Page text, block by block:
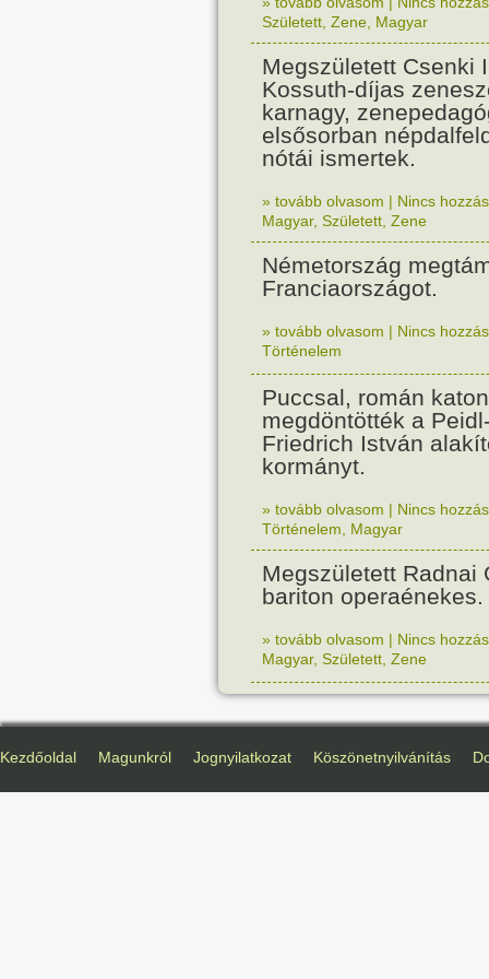
Született Zene Magyar
Megszületett Csenki
Kossuth-díjas
karnagy,
elsősorban
nótái ismertek.
» tovább olvasom | Nincs
Magyar, Született Zene
Németország
Franciaországot.
» tovább olvasom | Nincs
Történelem
Puccsal, román
megdöntötték a
Friedrich István
kormányt.
» tovább olvasom | Nincs
Történelem
Magyar
Megszületett Radnai
bariton operaénekes.
» tovább olvasom | Nincs
Magyar, Született Zene
Kezdőoldal Magunkról Jognyilatkozat Köszönetnyilvánítás